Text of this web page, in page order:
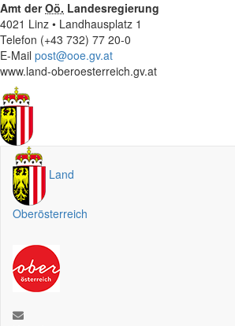
Amt derOö. Landesregierung
4021 Linz • Landhausplatz 1
Telefon (+43 732) 77 20-0
E-Mail post@ooe.gv.at
www.land-oberoesterreich.gv.at
Land
Oberösterreich